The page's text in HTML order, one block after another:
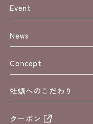
Event
News
Concept
牡蠣へのこだわり
クーポン